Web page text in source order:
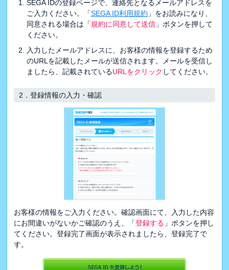
SEGA IDの登録ページで、連絡先となるメールアドレスを
ご入力ください。「SEGA ID利用規約 」をお読みになり、
同意される場合は「規約に同意して送信」ボタンを押して
ください。
入力したメールアドレスに、お客様の情報を登録するため
のURLを記載したメールが送信されます。メールを受信し
ましたら、記載されているURLをクリック してください。
2．登録情報の入力・確認
お客様の情報をご入力ください。確認画面にて、入力した内容
にお間違いがないかご確認のうえ、「登録する 」ボタンを押し
てください。登録完了画面が表示されましたら、登録完了で
す。